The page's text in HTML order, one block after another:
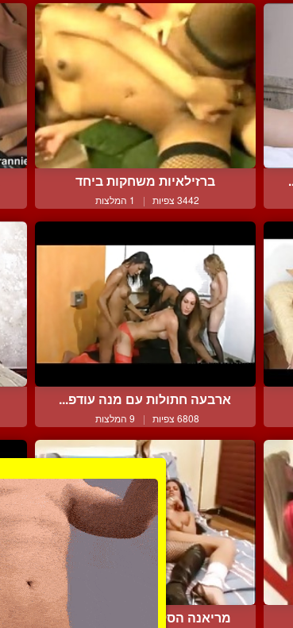
ברזילאיות משחקות ביחד
3442 צפיות | 1 המלצות
ארבעה חתולות עם מנה עודפ...
6808 צפיות | 9 המלצות
מריאנה הסקסית ובחורה עוש...